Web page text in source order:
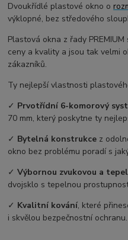
Dvoukřídlé plastové okno o
výklopné, bez středového
Plastová okna z řady
ceny a kvality a jsou tak velmi
zákazníků.
Ty nejlepší vlastnosti
✓ Prvotřídní 6-komorový
70 mm, který poskytne ty
✓ Bytelná konstrukce z
okno bez problému poradí s
✓Výbornou zvukovou a
dvojsklo s tepelnou
✓ Kvalitní kování, které
i skvělou bezpečnostní ochranu.